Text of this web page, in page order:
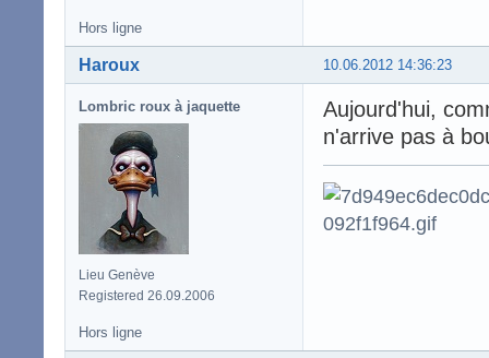
Hors ligne
10.06.2012 14:36:23
Haroux
Lombric roux à jaquette
Lieu Genève
Registered 26.09.2006
Aujourd'hui,
n'arrive pas à
Hors ligne